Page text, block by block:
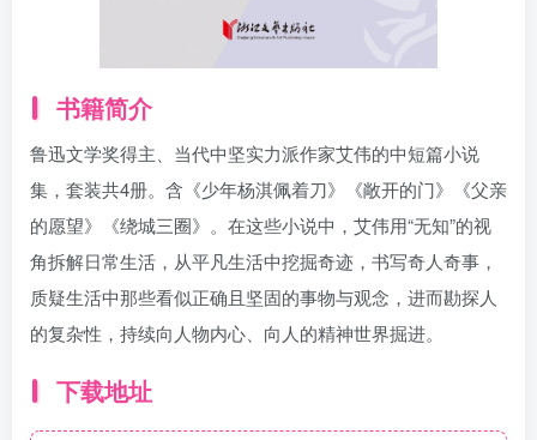
书籍简介
鲁迅文学奖得主、当代中坚实力派作家艾伟的中短篇小说
集，套装共4册。含《少年杨淇佩着刀》《敞开的门》《父亲
的愿望》《绕城三圈》。在这些小说中，艾伟用“无知”的视
角拆解日常生活，从平凡生活中挖掘奇迹，书写奇人奇事，
质疑生活中那些看似正确且坚固的事物与观念，进而勘探人
的复杂性，持续向人物内心、向人的精神世界掘进。
下载地址